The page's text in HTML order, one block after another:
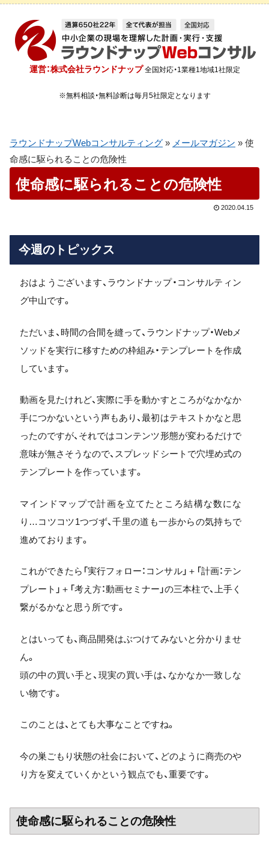
運営：株式会社ラウンドナップ 全国対応・1業種1地域1社限定
※無料相談・無料診断は毎月5社限定となります
ラウンドナップWebコンサルティング » メールマガジン » 使
命感に駆られることの危険性
使命感に駆られることの危険性
2020.04.15
今週のトピックス
おはようございます、ラウンドナップ・コンサルティン
グ中山です。
ただいま、時間の合間を縫って、ラウンドナップ・Webメ
ソッドを実行に移すための枠組み・テンプレートを作成
しています。
動画を見たけれど、実際に手を動かすところがなかなか
手につかないという声もあり、最初はテキストかなと思
ったのですが、それではコンテンツ形態が変わるだけで
意味が無さそうなので、スプレッドシートで穴埋め式の
テンプレートを作っています。
マインドマップで計画を立てたところ結構な数にな
り…コツコツ1つづず、千里の道も一歩からの気持ちで
進めております。
これができたら「実行フォロー：コンサル」＋「計画：テン
プレート」＋「考え方：動画セミナー」の三本柱で、上手く
繋がるかなと思う所です。
とはいっても、商品開発はぶつけてみないと分かりませ
ん。
頭の中の買い手と、現実の買い手は、なかなか一致しな
い物です。
このことは、とても大事なことですね。
今の巣ごもり状態の社会において、どのように商売のや
り方を変えていくかという観点でも、重要です。
使命感に駆られることの危険性